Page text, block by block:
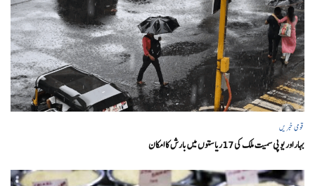
قومی خبریں
بہار اور یو پی سمیت ملک کی 17ریاستوں میں بارش کا امکان